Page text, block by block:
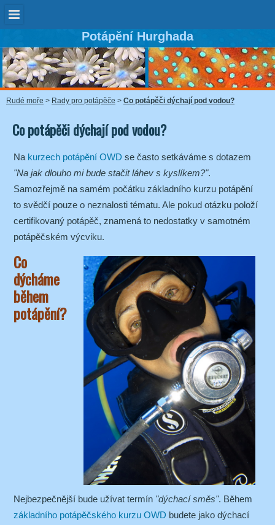
Potápění Hurghada
Rudé moře > Rady pro potápěče > Co potápěči dýchají pod vodou?
Co potápěči dýchají pod vodou?
Na kurzech potápění OWD se často setkáváme s dotazem
"Na jak dlouho mi bude stačit láhev s kyslíkem?".
Samozřejmě na samém počátku základního kurzu potápění
to svědčí pouze o neznalosti tématu. Ale pokud otázku položí
certifikovaný potápěč, znamená to nedostatky v samotném
potápěčském výcviku.
Co
dýcháme
během
potápění?
Nejbezpečnější bude užívat termín "dýchací směs". Během
základního potápěčského kurzu OWD budete jako dýchací